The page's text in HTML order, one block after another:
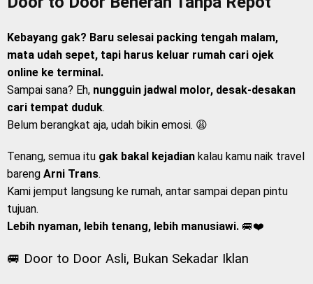
Kebayang gak? Baru selesai packing tengah malam,
mata udah sepet, tapi harus keluar rumah cari ojek
online ke terminal.
Sampai sana? Eh, nungguin jadwal molor, desak-desakan
cari tempat duduk.
Belum berangkat aja, udah bikin emosi. 😩
Tenang, semua itu gak bakal kejadian kalau kamu naik travel
bareng Arni Trans.
Kami jemput langsung ke rumah, antar sampai depan pintu
tujuan.
Lebih nyaman, lebih tenang, lebih manusiawi. 🚐❤️
🚐 Door to Door Asli, Bukan Sekadar Iklan